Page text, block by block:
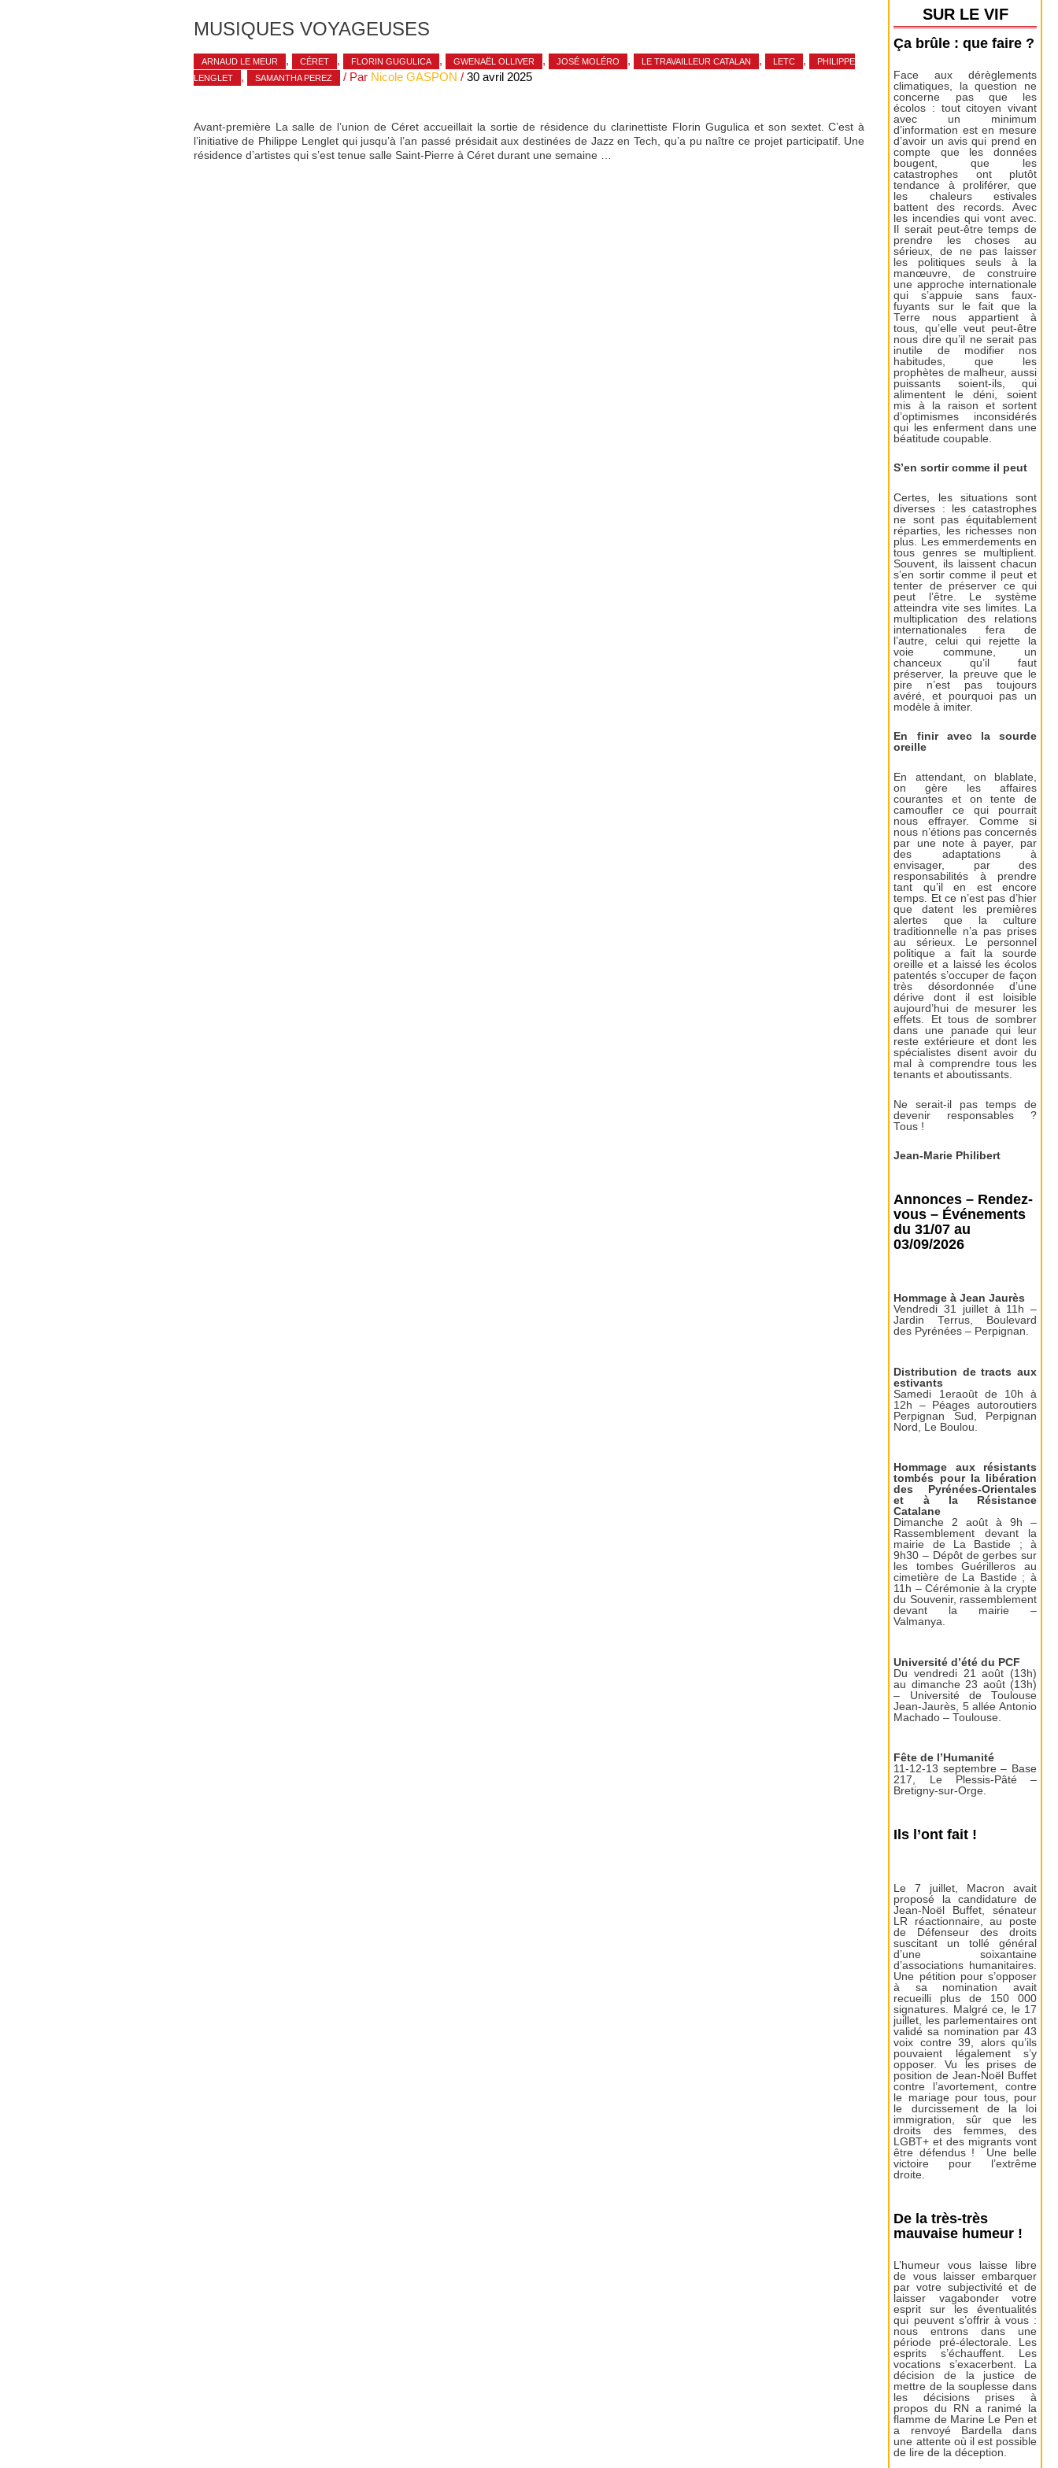
MUSIQUES VOYAGEUSES
ARNAUD LE MEUR , CÉRET , FLORIN GUGULICA , GWENAËL OLLIVER , JOSÉ MOLÉRO , LE TRAVAILLEUR CATALAN , LETC ,
PHILIPPE
LENGLET
, SAMANTHA PEREZ / Par Nicole GASPON / 30 avril 2025
Avant-première La salle de l’union de Céret accueillait la sortie de résidence du clarinettiste Florin Gugulica et son sextet. C’est à
l’initiative de Philippe Lenglet qui jusqu’à l’an passé présidait aux destinées de Jazz en Tech, qu’a pu naître ce projet participatif. Une
résidence d’artistes qui s’est tenue salle Saint-Pierre à Céret durant une semaine …
SUR LE VIF
Ça brûle : que faire ?
Face aux dérèglements
climatiques, la question ne
concerne pas que les
écolos : tout citoyen vivant
avec un minimum
d’information est en mesure
d’avoir un avis qui prend en
compte que les données
bougent, que les
catastrophes ont plutôt
tendance à proliférer, que
les chaleurs estivales
battent des records. Avec
les incendies qui vont avec.
Il serait peut-être temps de
prendre les choses au
sérieux, de ne pas laisser
les politiques seuls à la
manœuvre, de construire
une approche internationale
qui s’appuie sans faux-
fuyants sur le fait que la
Terre nous appartient à
tous, qu’elle veut peut-être
nous dire qu’il ne serait pas
inutile de modifier nos
habitudes, que les
prophètes de malheur, aussi
puissants soient-ils, qui
alimentent le déni, soient
mis à la raison et sortent
d’optimismes inconsidérés
qui les enferment dans une
béatitude coupable.
S’en sortir comme il peut
Certes, les situations sont
diverses : les catastrophes
ne sont pas équitablement
réparties, les richesses non
plus. Les emmerdements en
tous genres se multiplient.
Souvent, ils laissent chacun
s’en sortir comme il peut et
tenter de préserver ce qui
peut l’être. Le système
atteindra vite ses limites. La
multiplication des relations
internationales fera de
l’autre, celui qui rejette la
voie commune, un
chanceux qu’il faut
préserver, la preuve que le
pire n’est pas toujours
avéré, et pourquoi pas un
modèle à imiter.
En finir avec la sourde
oreille
En attendant, on blablate,
on gère les affaires
courantes et on tente de
camoufler ce qui pourrait
nous effrayer. Comme si
nous n’étions pas concernés
par une note à payer, par
des adaptations à
envisager, par des
responsabilités à prendre
tant qu’il en est encore
temps. Et ce n’est pas d’hier
que datent les premières
alertes que la culture
traditionnelle n’a pas prises
au sérieux. Le personnel
politique a fait la sourde
oreille et a laissé les écolos
patentés s’occuper de façon
très désordonnée d’une
dérive dont il est loisible
aujourd’hui de mesurer les
effets. Et tous de sombrer
dans une panade qui leur
reste extérieure et dont les
spécialistes disent avoir du
mal à comprendre tous les
tenants et aboutissants.
Ne serait-il pas temps de
devenir responsables ?
Tous !
Jean-Marie Philibert
Annonces – Rendez-
vous – Événements
du 31/07 au
03/09/2026
Hommage à Jean Jaurès
Vendredi 31 juillet à 11h –
Jardin Terrus, Boulevard
des Pyrénées – Perpignan.
Distribution de tracts aux
estivants
Samedi 1eraoût de 10h à
12h – Péages autoroutiers
Perpignan Sud, Perpignan
Nord, Le Boulou.
Hommage aux résistants
tombés pour la libération
des Pyrénées-Orientales
et à la Résistance
Catalane
Dimanche 2 août à 9h –
Rassemblement devant la
mairie de La Bastide ; à
9h30 – Dépôt de gerbes sur
les tombes Guérilleros au
cimetière de La Bastide ; à
11h – Cérémonie à la crypte
du Souvenir, rassemblement
devant la mairie –
Valmanya.
Université d’été du PCF
Du vendredi 21 août (13h)
au dimanche 23 août (13h)
– Université de Toulouse
Jean-Jaurès, 5 allée Antonio
Machado – Toulouse.
Fête de l’Humanité
11-12-13 septembre – Base
217, Le Plessis-Pâté –
Bretigny-sur-Orge.
Ils l’ont fait !
Le 7 juillet, Macron avait
proposé la candidature de
Jean-Noël Buffet, sénateur
LR réactionnaire, au poste
de Défenseur des droits
suscitant un tollé général
d’une soixantaine
d’associations humanitaires.
Une pétition pour s’opposer
à sa nomination avait
recueilli plus de 150 000
signatures. Malgré ce, le 17
juillet, les parlementaires ont
validé sa nomination par 43
voix contre 39, alors qu’ils
pouvaient légalement s’y
opposer. Vu les prises de
position de Jean-Noël Buffet
contre l’avortement, contre
le mariage pour tous, pour
le durcissement de la loi
immigration, sûr que les
droits des femmes, des
LGBT+ et des migrants vont
être défendus ! Une belle
victoire pour l’extrême
droite.
De la très-très
mauvaise humeur !
L’humeur vous laisse libre
de vous laisser embarquer
par votre subjectivité et de
laisser vagabonder votre
esprit sur les éventualités
qui peuvent s’offrir à vous :
nous entrons dans une
période pré-électorale. Les
esprits s’échauffent. Les
vocations s’exacerbent. La
décision de la justice de
mettre de la souplesse dans
les décisions prises à
propos du RN a ranimé la
flamme de Marine Le Pen et
a renvoyé Bardella dans
une attente où il est possible
de lire de la déception.